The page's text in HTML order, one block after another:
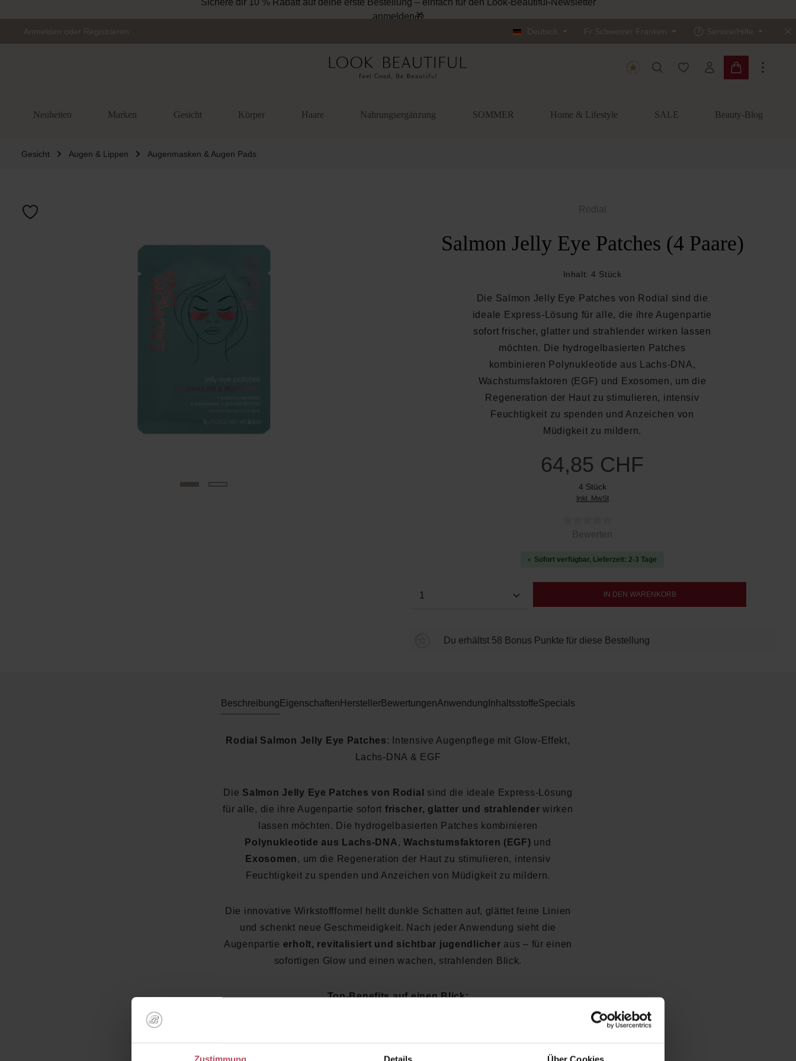
Sichere dir 10 % Rabatt auf deine erste Bestellung – einfach für den Look-Beautiful-Newsletter
anmelden🎁
Anmelden oder Registrieren Deutsch Fr Schweizer Franken Service/Hilfe
Du hast 0 Produkte auf
Warenkorb
Neuheiten Marken Gesicht Körper Haare Nahrungsergänzung SOMMER Home & Lifestyle SALE Beauty-Blog
Gesicht Augen & Lippen Augenmasken & Augen Pads
Rodial
Salmon Jelly Eye Patches (4 Paare)
Inhalt:4 Stück
Die Salmon Jelly Eye Patches von Rodial sind die
ideale Express-Lösung für alle, die ihre Augenpartie
sofort frischer, glatter und strahlender wirken lassen
möchten. Die hydrogelbasierten Patches
kombinieren Polynukleotide aus Lachs-DNA,
Wachstumsfaktoren (EGF) und Exosomen, um die
Regeneration der Haut zu stimulieren, intensiv
Feuchtigkeit zu spenden und Anzeichen von
Müdigkeit zu mildern.
64,85 CHF
4 Stück
Inkl. MwSt
Durchschnittliche Bewertung von 0 von 5 Sternen
Bewerten
Sofort verfügbar, Lieferzeit: 2-3 Tage
Produkt Anzahl: Gib den gewünschten Wert ein oder
IN DEN WARENKORB
Du erhältst 58 Bonus Punkte für diese Bestellung
Beschreibung Eigenschaften HerstellerBewertungenAnwendung InhaltsstoffeSpecials
Rodial Salmon Jelly Eye Patches: Intensive Augenpflege mit Glow-Effekt,
Lachs-DNA & EGF
Die Salmon Jelly Eye Patches von Rodial
sind die ideale Express-Lösung
für alle, die ihre Augenpartie sofort frischer, glatter und strahlender wirken
lassen möchten. Die hydrogelbasierten Patches kombinieren
Polynukleotide aus Lachs-DNA,Wachstumsfaktoren (EGF) und
Exosomen, um die Regeneration der Haut zu stimulieren, intensiv
Feuchtigkeit zu spenden und Anzeichen von Müdigkeit zu mildern.
Die innovative Wirkstoffformel hellt dunkle Schatten auf, glättet feine Linien
und schenkt neue Geschmeidigkeit. Nach jeder Anwendung sieht die
Augenpartie erholt, revitalisiert und sichtbar jugendlicher aus – für einen
sofortigen Glow und einen wachen, strahlenden Blick.
Top-Benefits auf einen Blick:
Zellregeneration & glätten feine Linien
Intensive Feuchtigkeitsversorgung:
Gegen Trockenheit & müde Augen